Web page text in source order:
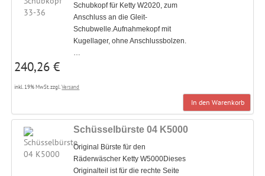
Schubkopf für Ketty W2020, zum
Anschluss an die Gleit-
Schubwelle.Aufnahmekopf mit
Kugellager, ohne Anschlussbolzen.
240,26 €
inkl. 19% MwSt. zzgl.Versand
In den Warenkorb
Schüsselbürste 04 K5000
Original Bürste für den
Räderwäscher Ketty W5000Dieses
Originalteil ist für die rechte Seite